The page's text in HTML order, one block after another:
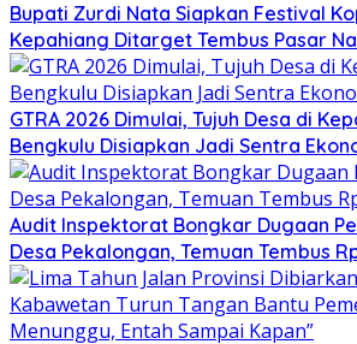
Bupati Zurdi Nata Siapkan Festival
Kepahiang Ditarget Tembus Pasar
GTRA 2026 Dimulai, Tujuh Desa di
Bengkulu Disiapkan Jadi Sentra
Audit Inspektorat Bongkar Dugaan
Desa Pekalongan, Temuan Tembus